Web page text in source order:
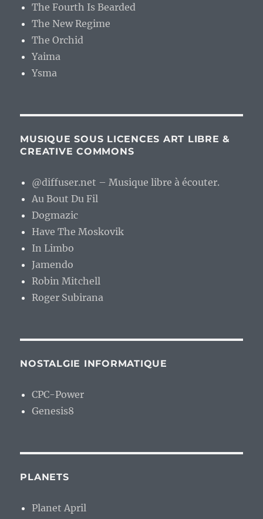
The Fourth Is Bearded
The New Regime
The Orchid
Yaima
Ysma
MUSIQUE SOUS LICENCES ART LIBRE &
CREATIVE COMMONS
@diffuser.net – Musique libre à écouter.
Au Bout Du Fil
Dogmazic
Have The Moskovik
In Limbo
Jamendo
Robin Mitchell
Roger Subirana
NOSTALGIE INFORMATIQUE
CPC-Power
Genesis8
PLANETS
Planet April